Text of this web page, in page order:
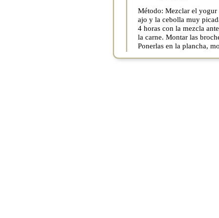
Método: Mezclar el
ajo y la cebolla muy
4 horas con la mezcla
la carne. Montar las
Ponerlas en la plancha,